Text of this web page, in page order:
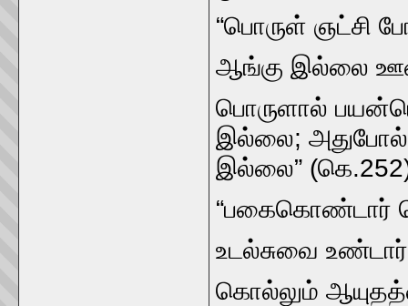
“பொருள்‌ ஞட்சி
ஆங்கு இல்லை
பொருளால்‌
இல்லை;
இல்லை”
“பகைகொண்டார்‌
உடல்சுவை
கொல்லும்‌